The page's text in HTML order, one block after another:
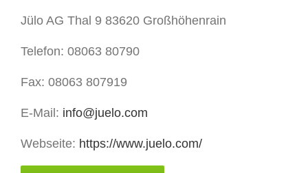
Jülo AG Thal 9 83620 Großhöhenrain
Telefon: 08063 80790
Fax: 08063 807919
E-Mail: info@juelo.com
Webseite: https://www.juelo.com/